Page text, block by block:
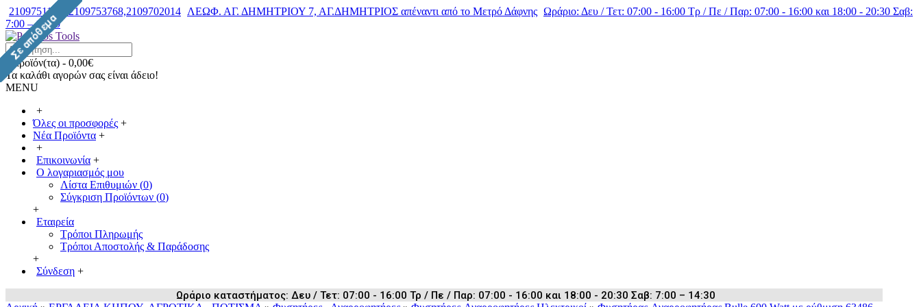
2109751182, 2109753768,2109702014 ΛΕΩΦ. ΑΓ. ΔΗΜΗΤΡΙΟΥ 7, ΑΓ.ΔΗΜΗΤΡΙΟΣ απέναντι από το Μετρό Δάφνης Ωράριο: Δευ / Τετ: 07:00 - 16:00 Τρ / Πε / Παρ: 07:00 - 16:00 και 18:00 - 20:30 Σαβ:
7:00 – 14:30
0 προϊόν(τα) - 0,00€
Τα καλάθι αγορών σας είναι άδειο!
MENU
+
Όλες οι προσφορές +
Νέα Προϊόντα +
+
Επικοινωνία +
Ο λογαριασμός μου
Λίστα Επιθυμιών (0)
Σύγκριση Προϊόντων (0)
+
Εταιρεία
Τρόποι Πληρωμής
Τρόποι Αποστολής & Παράδοσης
+
Σύνδεση +
Ωράριο καταστήματος: Δευ / Τετ: 07:00 - 16:00 Τρ / Πε / Παρ: 07:00 - 16:00 και 18:00 - 20:30 Σαβ: 7:00 – 14:30